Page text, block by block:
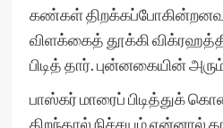
கண்கள்
விளக்கைத் தூக்கி
பிடித் தார். புன்னகையின்
பாஸ்கர் மாரைப் பிடித்துக்
திறந்தால் நிச்சயம் என்னால்